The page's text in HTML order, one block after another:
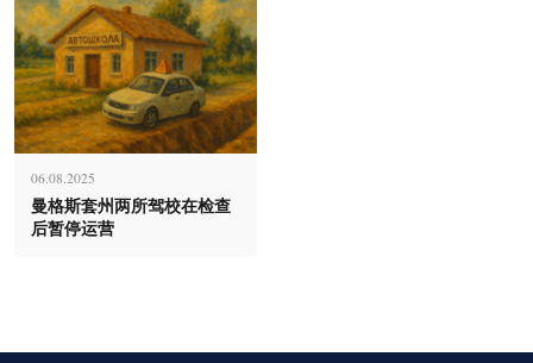
06.08.2025
曼格斯套州两所驾校在检查
后暂停运营